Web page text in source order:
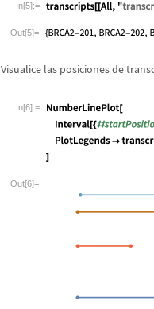
In[5]:=
Out[5]=
Visualice las posiciones de
In[6]:=
Out[6]=